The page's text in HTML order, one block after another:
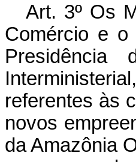
Art. 3º Os
Comércio e o
Presidência
referentes às
novos
da Amazônia